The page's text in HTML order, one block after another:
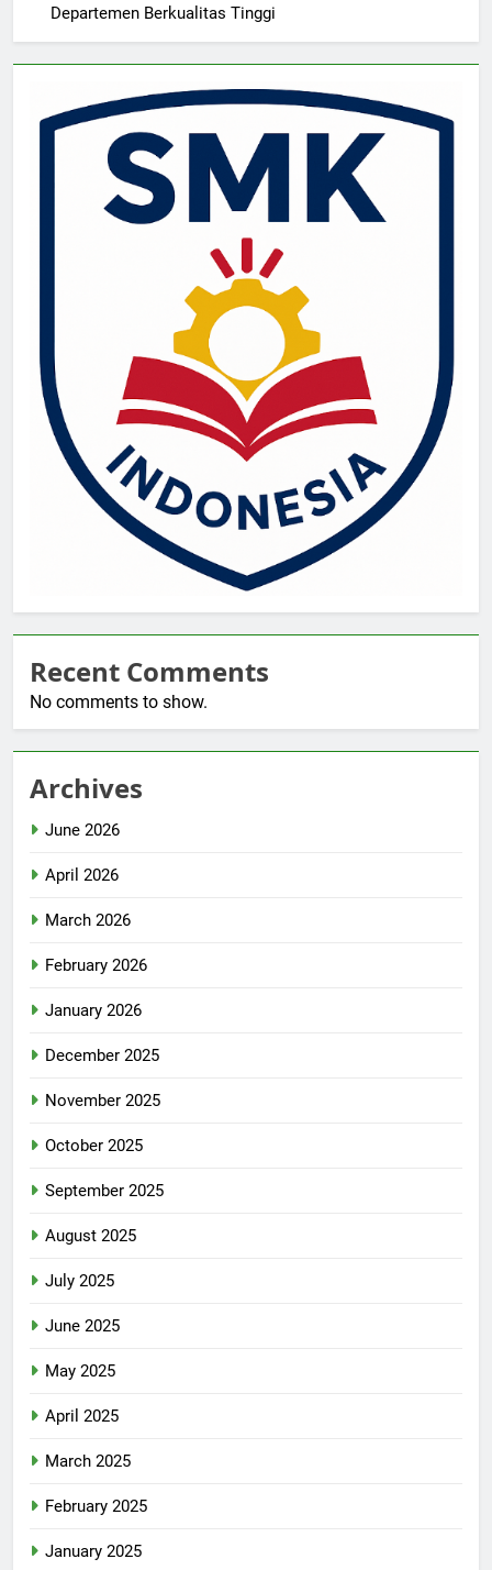
Departemen Berkualitas Tinggi
Recent Comments
No comments to show.
Archives
June 2026
April 2026
March 2026
February 2026
January 2026
December 2025
November 2025
October 2025
September 2025
August 2025
July 2025
June 2025
May 2025
April 2025
March 2025
February 2025
January 2025